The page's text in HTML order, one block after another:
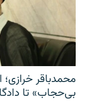
محمدباقر
بی‌حجاب» تا